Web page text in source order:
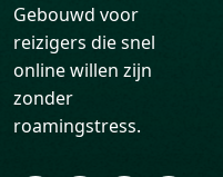
Gebouwd voor
reizigers die snel
online willen zijn
zonder
roamingstress.